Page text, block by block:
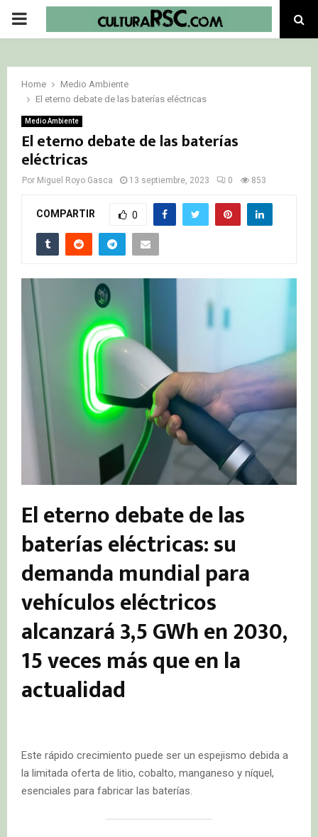
PRIMARY
Home
Medio Ambiente
El eterno debate de las baterías eléctricas
Medio Ambiente
El eterno debate de las baterías
eléctricas
Por Miguel Royo Gasca 13 septiembre, 2023 0 853
COMPARTIR 0
El eterno debate de las
baterías eléctricas: su
demanda mundial para
vehículos eléctricos
alcanzará 3,5 GWh en 2030,
15 veces más que en la
actualidad
Este rápido crecimiento puede ser un espejismo debida a
la limitada oferta de litio, cobalto, manganeso y níquel,
esenciales para fabricar las baterías.